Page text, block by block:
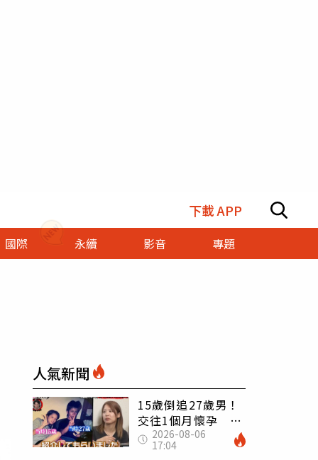
下載 APP
國際 永續 影音 專題
人氣新聞
15歲倒追27歲男！
交往1個月懷孕 36
歲當阿嬤故事曝光
2026-08-06
17:04